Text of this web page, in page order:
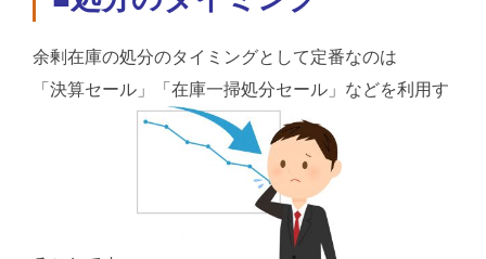
余剰在庫の処分のタイミングとして定番なのは
「決算セール」「在庫一掃処分セール」などを利用す